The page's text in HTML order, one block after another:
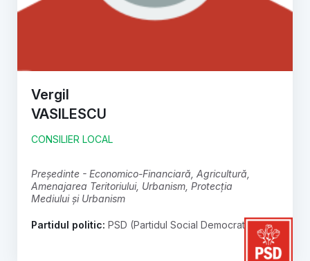
Vergil
VASILESCU
CONSILIER LOCAL
președinte - Economico-Financiară, Agricultură,
Amenajarea Teritoriului, Urbanism, Protecția
Mediului și Urbanism
Partidul politic: PSD (Partidul Social Democrat)